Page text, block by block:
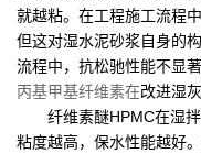
就越粘。在工程施工流程
但这对湿水泥砂浆自身的
流程中，抗松驰性能不显
丙基甲基纤维素在改进湿
纤维素醚HPMC在湿拌
粘度越高，保水性能越好